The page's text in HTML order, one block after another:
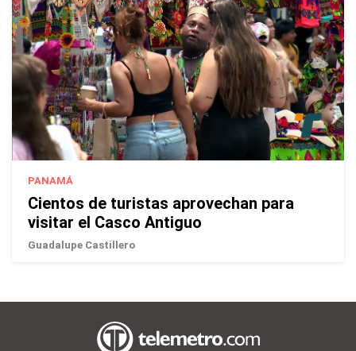
PANAMÁ
Cientos de turistas aprovechan para
visitar el Casco Antiguo
Guadalupe Castillero